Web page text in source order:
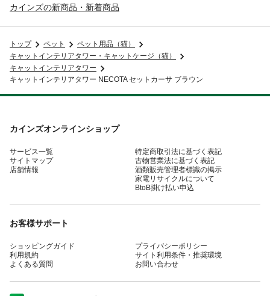
カインズの新商品・新着商品
トップ ペット
ペット用品（猫）
キャットインテリアタワー・キャットケージ（猫）
キャットインテリアタワー
キャットインテリアタワー NECOTA セットカーサ ブラウン
カインズオンラインショップ
サービス一覧
サイトマップ
店舗情報
特定商取引法に基づく表記
古物営業法に基づく表記
酒類販売管理者標識の掲示
家電リサイクルについて
BtoB掛け払い申込
お客様サポート
ショッピングガイド
利用規約
よくある質問
プライバシーポリシー
サイト利用条件・推奨環境
お問い合わせ